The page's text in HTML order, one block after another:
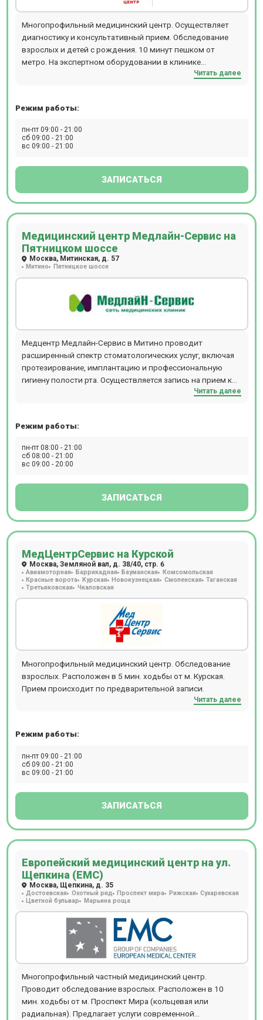
Многопрофильный медицинский центр. Осуществляет
диагностику и консультативный прием. Обследование
взрослых и детей с рождения. 10 минут пешком от
метро. На экспертном оборудовании в клинике
проводятся все ультразвукового исследования,
психолог. Возможен выезд специалистов на дом. Все
Т-СПОТ. Работает специализированное неврологическое
отделение с восстановительным подразделением: прием
Читать далее
Режим работы:
пн-пт 09:00 - 21:00
сб 09:00 - 21:00
вс 09:00 - 21:00
ЗАПИСАТЬСЯ
Медицинский центр Медлайн-Сервис на
Пятницком шоссе
Москва, Митинская, д. 57
Митино Пятницкое шоссе
Медцентр Медлайн-Сервис в Митино проводит
расширенный спектр стоматологических услуг, включая
протезирование, имплантацию и профессиональную
гигиену полости рта. Осуществляется запись на прием к
хирургу, кардиологу, косметологу, урологу, гинекологу.
Читать далее
Режим работы:
пн-пт 08:00 - 21:00
сб 08:00 - 21:00
вс 09:00 - 20:00
ЗАПИСАТЬСЯ
МедЦентрСервис на Курской
Москва, Земляной вал, д. 38/40, стр. 6
Авиамоторная Баррикадная Бауманская Комсомольская
Красные ворота Курская Новокузнецкая Смоленская
Таганская
Третьяковская Чкаловская
Многопрофильный медицинский центр. Обследование
взрослых. Расположен в 5 мин. ходьбы от м. Курская.
Прием происходит по предварительной записи.
Читать далее
Режим работы:
пн-пт 09:00 - 21:00
сб 09:00 - 21:00
вс 09:00 - 21:00
ЗАПИСАТЬСЯ
Европейский медицинский центр на ул.
Щепкина (ЕМС)
Москва, Щепкина, д. 35
Достоевская Охотный ряд Проспект мира Рижская
Сухаревская
Цветной бульвар Марьина роща
Многопрофильный частный медицинский центр.
Проводит обследование взрослых. Расположен в 10
мин. ходьбы от м. Проспект Мира (кольцевая или
радиальная). Предлагает услуги современной